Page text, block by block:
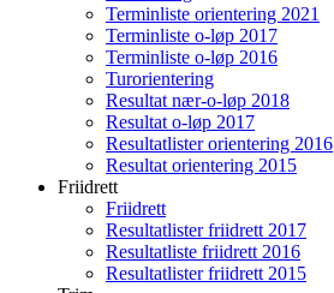
Terminliste orientering 2021
Terminliste o-løp 2017
Terminliste o-løp 2016
Turorientering
Resultat nær-o-løp 2018
Resultat o-løp 2017
Resultatlister orientering 2016
Resultat orientering 2015
Friidrett
Friidrett
Resultatlister friidrett 2017
Resultatliste friidrett 2016
Resultatlister friidrett 2015